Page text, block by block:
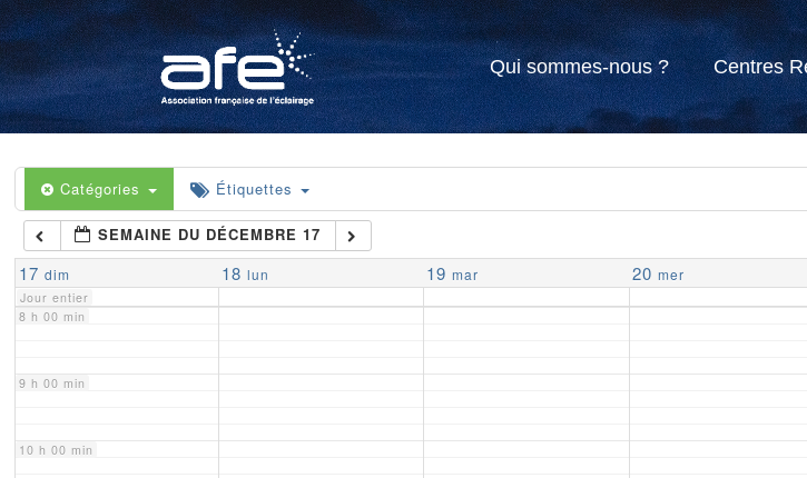
Qui sommes-nous ? Centres
Catégories Étiquettes
SEMAINE DU DÉCEMBRE 17
17 dim 18 lun 19 mar 20 mer
Jour entier
4 h 00 min
5 h 00 min
6 h 00 min
7 h 00 min
8 h 00 min
9 h 00 min
10 h 00 min